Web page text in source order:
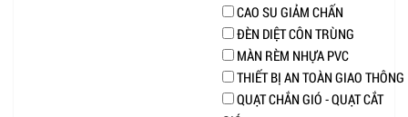
CAO SU GIẢM CHẤN
ĐÈN DIỆT CÔN TRÙNG
MÀN RÈM NHỰA PVC
THIẾT BỊ AN TOÀN GIAO THÔNG
QUẠT CHẮN GIÓ - QUẠT CẮT